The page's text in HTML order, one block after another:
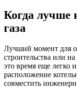
Когда лучше
газа
Лучший момент для
строительства или
это время еще легко
расположение
совместить